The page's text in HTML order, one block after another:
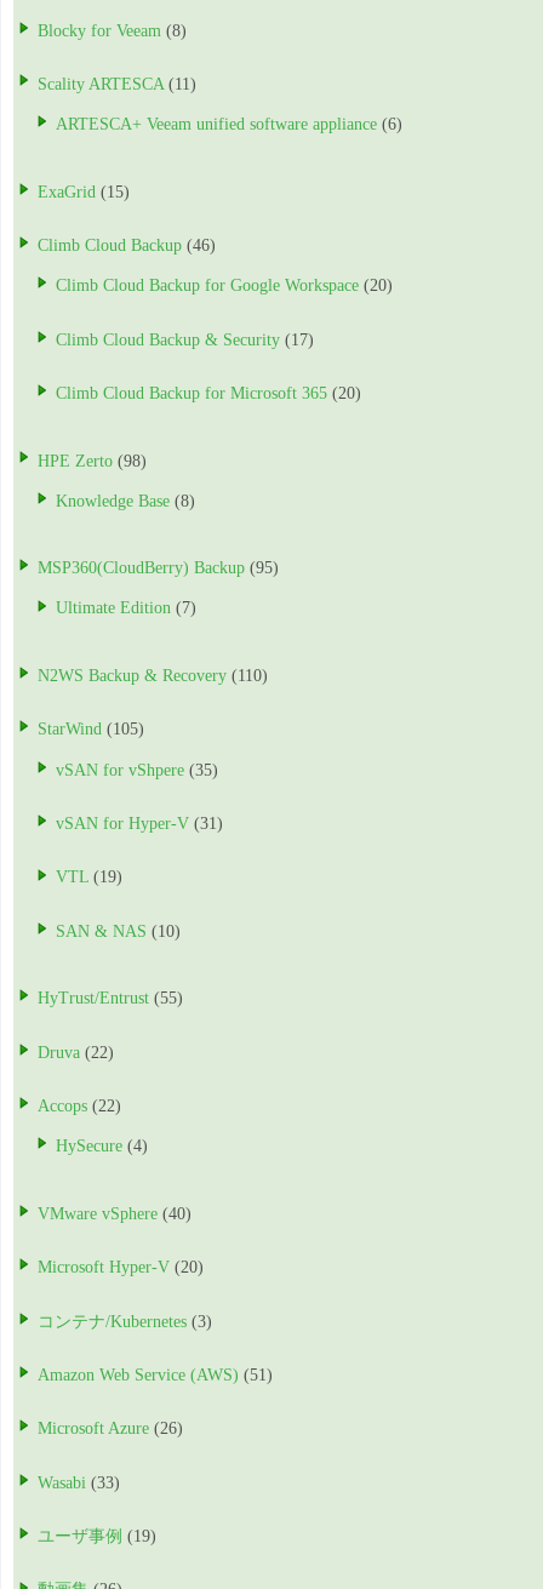
Blocky for Veeam (8)
Scality ARTESCA (11)
ARTESCA+ Veeam unified software appliance (6)
ExaGrid (15)
Climb Cloud Backup (46)
Climb Cloud Backup for Google Workspace (20)
Climb Cloud Backup & Security (17)
Climb Cloud Backup for Microsoft 365 (20)
HPE Zerto (98)
Knowledge Base (8)
MSP360(CloudBerry) Backup (95)
Ultimate Edition (7)
N2WS Backup & Recovery (110)
StarWind (105)
vSAN for vShpere (35)
vSAN for Hyper-V (31)
VTL (19)
SAN & NAS (10)
HyTrust/Entrust (55)
Druva (22)
Accops (22)
HySecure (4)
VMware vSphere (40)
Microsoft Hyper-V (20)
コンテナ/Kubernetes (3)
Amazon Web Service (AWS) (51)
Microsoft Azure (26)
Wasabi (33)
ユーザ事例 (19)